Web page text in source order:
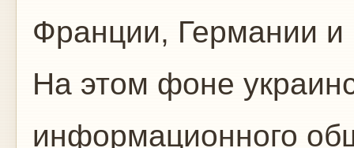
Франции, Германии и
На этом фоне
информационного